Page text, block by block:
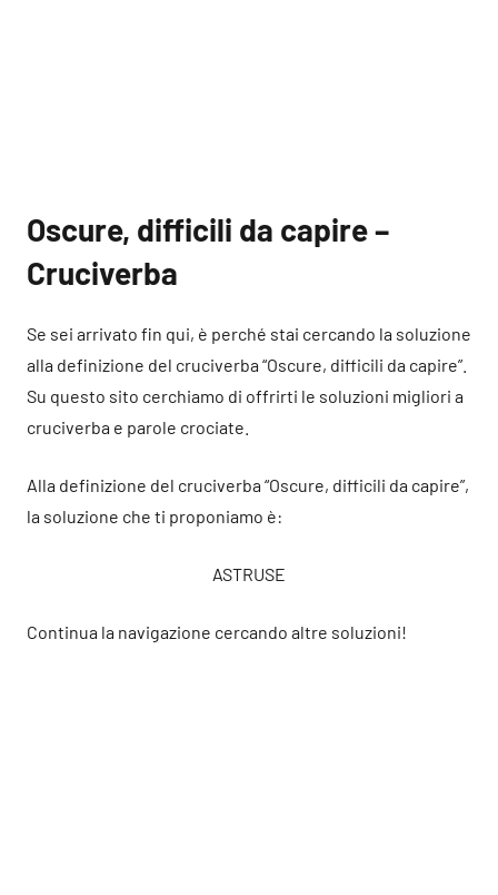
Oscure, difficili da capire –
Cruciverba
Se sei arrivato fin qui, è perché stai cercando la soluzione
alla definizione del cruciverba “Oscure, difficili da capire”.
Su questo sito cerchiamo di offrirti le soluzioni migliori a
cruciverba e parole crociate.
Alla definizione del cruciverba “Oscure, difficili da capire”,
la soluzione che ti proponiamo è:
ASTRUSE
Continua la navigazione cercando altre soluzioni!